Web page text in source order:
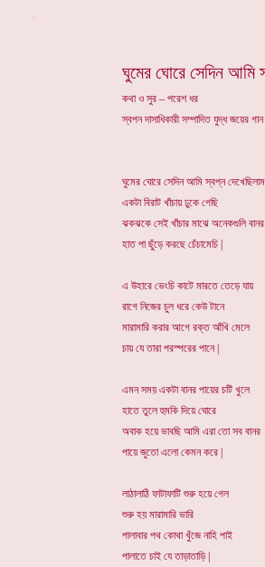
ঘুমের ঘোরে সেদিন আমি
কথা ও সুর – পরেশ ধর
স্বপন দাসাধিকারী সম্পাদিত যুদ্ধ জয়ের
ঘুমের ঘোরে সেদিন আমি স্বপ্ন দেখেছিলাম
একটা বিরাট খাঁচায় ঢুকে গেছি
ঝকঝকে সেই খাঁচার মাঝে অনেকগুলি বানর
হাত পা ছুঁড়ে করছে চেঁচামেচি |
এ উহারে ভেংচি কাটে মারতে তেড়ে যায়
রাগে নিজের চুল ধরে কেউ টানে
মারামারি করার আগে রক্ত আঁখি মেলে
চায় যে তারা পরস্পরের পানে |
এমন সময় একটা বানর পায়ের চটি খুলে
হাতে তুলে হুমকি দিয়ে ঘোরে
অবাক হয়ে ভাবছি আমি এরা তো সব বানর
পায়ে জুতো এলো কেমন করে |
লাঠালাঠি ফাটাফাটি শুরু হয়ে গেল
শুরু হয় মারামারি ভারি
পালাবার পথ কোথা খুঁজে নাহি পাই
পালাতে চাই যে তাড়াতাড়ি |